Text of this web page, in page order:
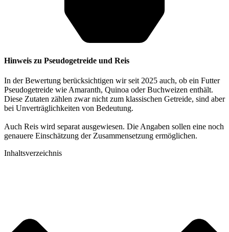
Hinweis zu Pseudogetreide und Reis
In der Bewertung berücksichtigen wir seit 2025 auch, ob ein Futter
Pseudogetreide wie Amaranth, Quinoa oder Buchweizen enthält.
Diese Zutaten zählen zwar nicht zum klassischen Getreide, sind aber
bei Unverträglichkeiten von Bedeutung.
Auch Reis wird separat ausgewiesen. Die Angaben sollen eine noch
genauere Einschätzung der Zusammensetzung ermöglichen.
Inhaltsverzeichnis​